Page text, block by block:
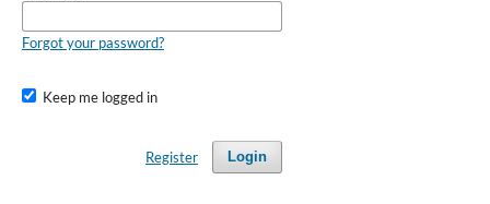
Forgot your password?
Keep me logged in
Login
Register